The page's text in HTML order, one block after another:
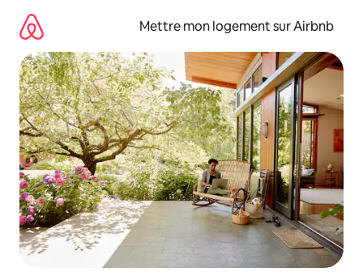
directement
contenu
Mettre mon logement sur Airbnb